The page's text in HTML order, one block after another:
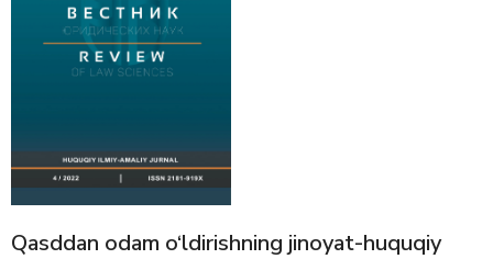
Qasddan odam o‘ldirishning jinoyat-huquqiy